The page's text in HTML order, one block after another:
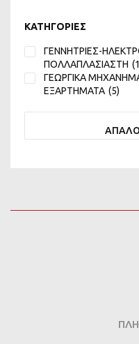
ΚΑΤΗΓΟΡΙΕΣ
ΓΕΝΝΗΤΡΙΕΣ-
ΠΟΛΛΑΠΛΑΣΙΑΣΤΗ
ΓΕΩΡΓΙΚΑ
ΕΞΑΡΤΗΜΑΤΑ (5)